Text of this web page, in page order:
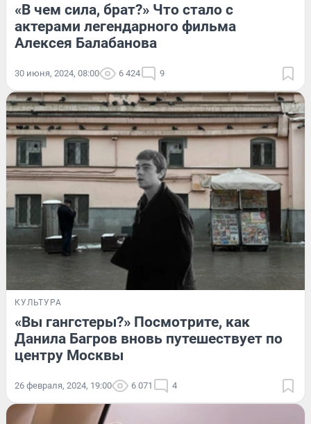
«В чем сила, брат?» Что стало с
актерами легендарного фильма
Алексея Балабанова
30 июня, 2024, 08:00 6 424 9
КУЛЬТУРА
«Вы гангстеры?» Посмотрите, как
Данила Багров вновь путешествует по
центру Москвы
26 февраля, 2024, 19:00 6 071 4